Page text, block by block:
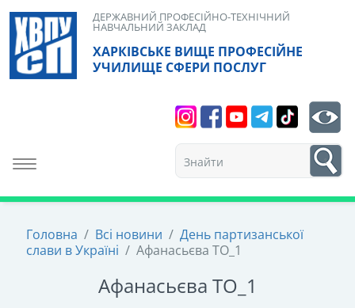
Skip
content
ХАРКІВСЬКЕ ВИЩЕ ПРОФЕСІЙНЕ
УЧИЛИЩЕ СФЕРИ ПОСЛУГ
ДЕРЖАВНИЙ ПРОФЕСІЙНО-ТЕХНІЧНИЙ
НАВЧАЛЬНИЙ ЗАКЛАД
Toggle navigation
1
Головна / Всі новини / День партизанської
слави в Україні / Афанасьєва ТО_1
Афанасьєва ТО_1